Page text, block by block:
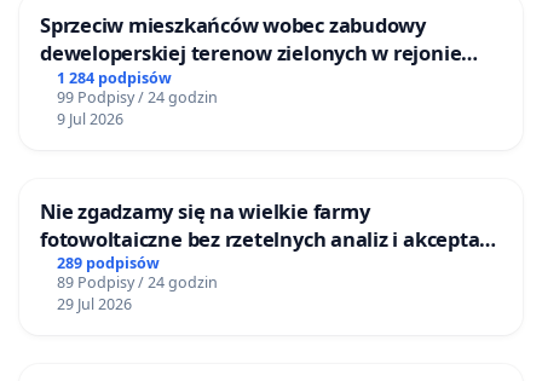
Sprzeciw mieszkańców wobec zabudowy
deweloperskiej terenow zielonych w rejonie
Bulwarów Straceńskich w Bielsku-Białej
1 284 podpisów
99 Podpisy / 24 godzin
9 Jul 2026
Nie zgadzamy się na wielkie farmy
fotowoltaiczne bez rzetelnych analiz i akceptacji
mieszkańców
289 podpisów
89 Podpisy / 24 godzin
29 Jul 2026